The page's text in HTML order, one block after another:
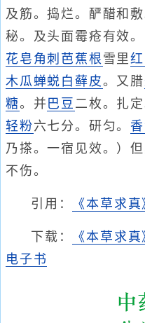
及筋。捣烂。酽醋和
秘。及头面霉疮有效
花皂角刺 芭蕉根 雪里
木瓜蝉蜕 白藓皮。又腊
糖。并 巴豆 二枚。扎定
轻粉六七分。研匀。
乃搽。一宿见效。）
不伤。
引用： 《本草求
下载： 《本草求
电子书